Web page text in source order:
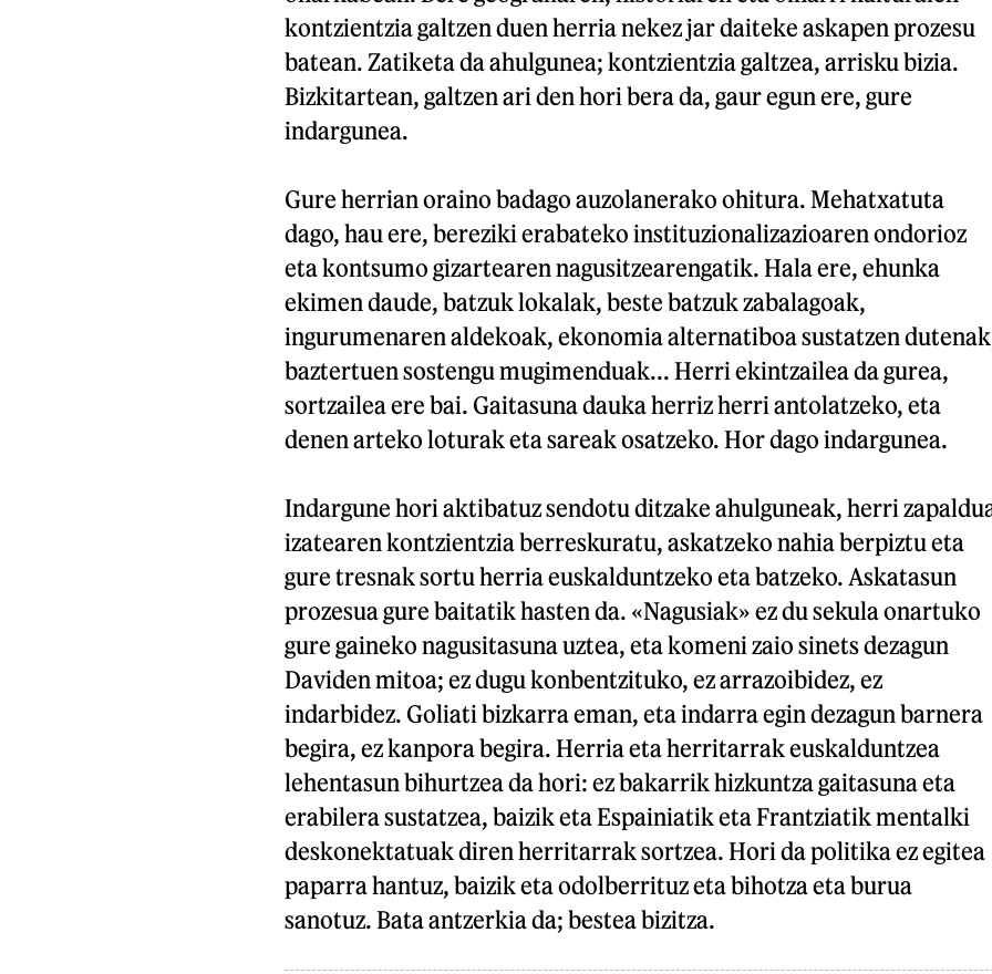
kontzientzia galtzen duen herria nekez jar daiteke askapen prozesu
batean. Zatiketa da ahulgunea; kontzientzia galtzea, arrisku bizia.
Bizkitartean, galtzen ari den hori bera da, gaur egun ere, gure
indargunea.
Gure herrian oraino badago auzolanerako ohitura. Mehatxatuta
dago, hau ere, bereziki erabateko instituzionalizazioaren ondorioz
eta kontsumo gizartearen nagusitzearengatik. Hala ere, ehunka
ekimen daude, batzuk lokalak, beste batzuk zabalagoak,
ingurumenaren aldekoak, ekonomia alternatiboa sustatzen
baztertuen sostengu mugimenduak... Herri ekintzailea da gurea,
sortzailea ere bai. Gaitasuna dauka herriz herri antolatzeko, eta
denen arteko loturak eta sareak osatzeko. Hor dago indargunea.
Indargune hori aktibatuz sendotu ditzake ahulguneak, herri
izatearen kontzientzia berreskuratu, askatzeko nahia berpiztu eta
gure tresnak sortu herria euskalduntzeko eta batzeko. Askatasun
prozesua gure baitatik hasten da. «Nagusiak» ez du sekula onartuko
gure gaineko nagusitasuna uztea, eta komeni zaio sinets dezagun
Daviden mitoa; ez dugu konbentzituko, ez arrazoibidez, ez
indarbidez. Goliati bizkarra eman, eta indarra egin dezagun barnera
begira, ez kanpora begira. Herria eta herritarrak euskalduntzea
lehentasun bihurtzea da hori: ez bakarrik hizkuntza gaitasuna eta
erabilera sustatzea, baizik eta Espainiatik eta Frantziatik mentalki
deskonektatuak diren herritarrak sortzea. Hori da politika ez egitea
paparra hantuz, baizik eta odolberrituz eta bihotza eta burua
sanotuz. Bata antzerkia da; bestea bizitza.